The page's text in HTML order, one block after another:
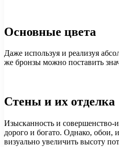
Основные цвета
Даже используя и реализуя
же бронзы можно поставить
Стены и их отделка
Изысканность и совершенство-
дорого и богато. Однако, обои,
визуально увеличить высоту